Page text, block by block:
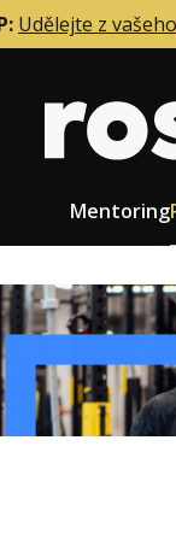
Udělejte z
Mentoring
firmy
zaměstnanců
a prodej